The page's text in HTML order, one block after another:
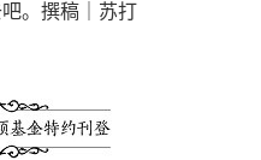
。撰稿｜苏打